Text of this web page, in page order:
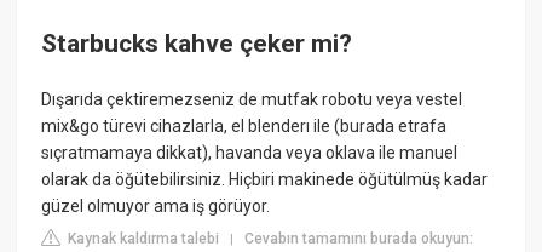
Starbucks kahve çeker mi?
Dışarıda çektiremezseniz de mutfak robotu veya vestel
mix&go türevi cihazlarla, el blenderı ile (burada etrafa
sıçratmamaya dikkat), havanda veya oklava ile manuel
olarak da öğütebilirsiniz. Hiçbiri makinede öğütülmüş kadar
güzel olmuyor ama iş görüyor.
Kaynak kaldırma talebi |Cevabın tamamını burada okuyun: